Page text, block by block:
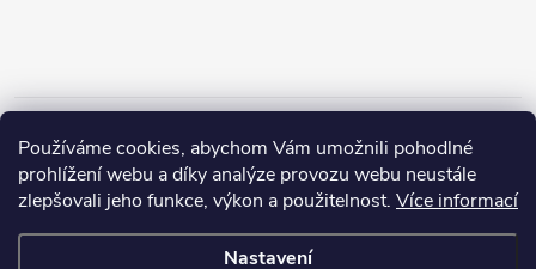
Používáme cookies, abychom Vám umožnili pohodlné
prohlížení webu a díky analýze provozu webu neustále
zlepšovali jeho funkce, výkon a použitelnost. Více informací
Nastavení